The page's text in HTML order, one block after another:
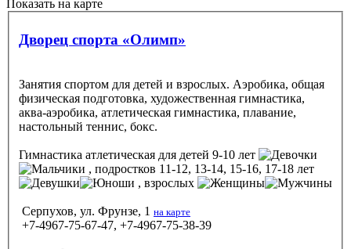
Показать на карте
Дворец спорта «Олимп»
Занятия спортом для детей и взрослых. Аэробика, общая
физическая подготовка, художественная гимнастика,
аква-аэробика, атлетическая гимнастика, плавание,
настольный теннис, бокс.
Гимнастика атлетическая для детей 9-10 лет
, подростков 11-12, 13-14, 15-16, 17-18 лет
, взрослых
Серпухов, ул. Фрунзе, 1 на карте
+7-4967-75-67-47, +7-4967-75-38-39